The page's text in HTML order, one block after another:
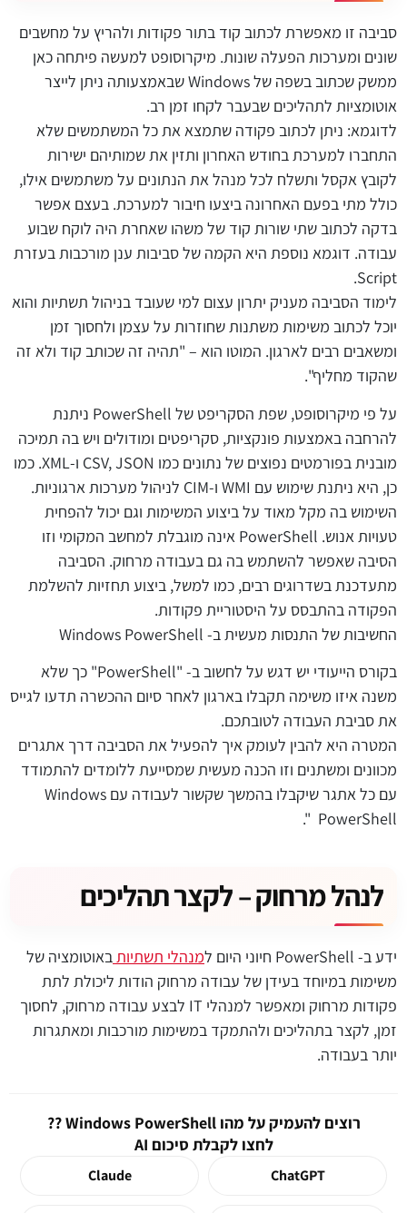
סביבה זו מאפשרת לכתוב קוד בתור פקודות ולהריץ על מחשבים
שונים ומערכות הפעלה שונות. מיקרוסופט למעשה פיתחה כאן
ממשק שכתוב בשפה של Windows שבאמצעותה ניתן לייצר
אוטומציות לתהליכים שבעבר לקחו זמן רב.
לדוגמא: ניתן לכתוב פקודה שתמצא את כל המשתמשים שלא
התחברו למערכת בחודש האחרון ותזין את שמותיהם ישירות
לקובץ אקסל ותשלח לכל מנהל את הנתונים על משתמשים אילו,
כולל מתי בפעם האחרונה ביצעו חיבור למערכת. בעצם אפשר
בדקה לכתוב שתי שורות קוד של משהו שאחרת היה לוקח שבוע
עבודה. דוגמא נוספת היא הקמה של סביבות ענן מורכבות בעזרת
Script.
לימוד הסביבה מעניק יתרון עצום למי שעובד בניהול תשתיות והוא
יוכל לכתוב משימות משתנות שחוזרות על עצמן ולחסוך זמן
ומשאבים רבים לארגון. המוטו הוא – "תהיה זה שכותב קוד ולא זה
שהקוד מחליף".
על פי מיקרוסופט, שפת הסקריפט של PowerShell ניתנת
להרחבה באמצעות פונקציות, סקריפטים ומודולים ויש בה תמיכה
מובנית בפורמטים נפוצים של נתונים כמו CSV, JSON ו-XML. כמו
כן, היא ניתנת שימוש עם WMI ו-CIM לניהול מערכות ארגוניות.
השימוש בה מקל מאוד על ביצוע המשימות וגם יכול להפחית
טעויות אנוש. PowerShell אינה מוגבלת למחשב המקומי וזו
הסיבה שאפשר להשתמש בה גם בעבודה מרחוק. הסביבה
מתעדכנת בשדרוגים רבים, כמו למשל, ביצוע תחזיות להשלמת
הפקודה בהתבסס על היסטוריית פקודות.
החשיבות של התנסות מעשית ב- Windows PowerShell
בקורס הייעודי יש דגש על לחשוב ב- "PowerShell" כך שלא
משנה איזו משימה תקבלו בארגון לאחר סיום ההכשרה תדעו לגייס
את סביבת העבודה לטובתכם.
המטרה היא להבין לעומק איך להפעיל את הסביבה דרך אתגרים
מכוונים ומשתנים וזו הכנה מעשית שמסייעת ללומדים להתמודד
עם כל אתגר שיקבלו בהמשך שקשור לעבודה עם Windows
PowerShell ".
לנהל מרחוק – לקצר תהליכים
ידע ב- PowerShell חיוני היום ל מנהלי תשתיותבאוטומציה של
משימות במיוחד בעידן של עבודה מרחוק הודות ליכולת לתת
פקודות מרחוק ומאפשר למנהלי IT לבצע עבודה מרחוק, לחסוך
זמן, לקצר בתהליכים ולהתמקד במשימות מורכבות ומאתגרות
יותר בעבודה.
רוצים להעמיק על מהו Windows PowerShell ??
לחצו לקבלת סיכום AI
ChatGPT
Claude